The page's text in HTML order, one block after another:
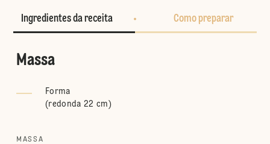
Ingredientes da receita Como preparar
Massa
Forma
(redonda 22 cm )
MASSA